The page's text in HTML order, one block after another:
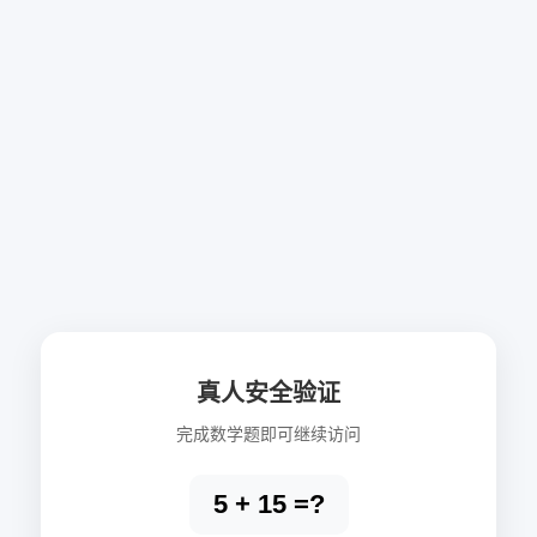
真人安全验证
完成数学题即可继续访问
5 + 15 =?